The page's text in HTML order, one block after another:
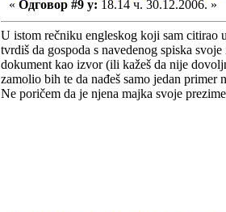
« Одговор #9 у: 18.14 ч. 30.12.2006. »
U istom rečniku engleskog koji sam citirao
tvrdiš da gospoda s navedenog spiska
dokument kao izvor (ili kažeš da nije
zamolio bih te da nađeš samo jedan
Ne poričem da je njena majka svoje